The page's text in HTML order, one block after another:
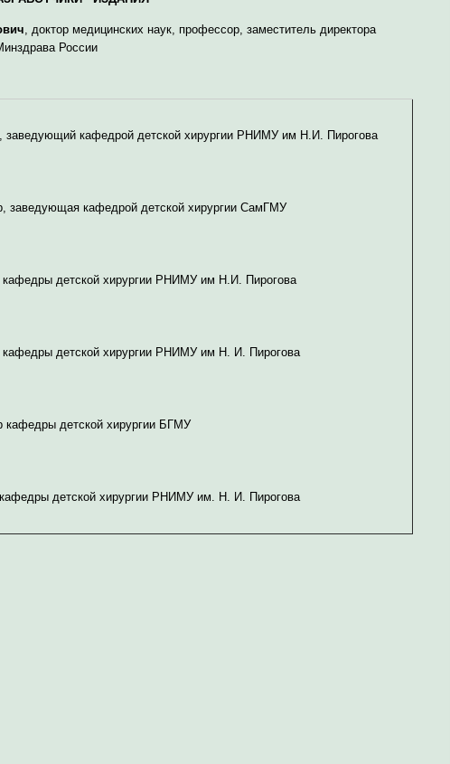
, доктор медицинских наук, профессор, заместитель директора
России
заведующий кафедрой детской хирургии РНИМУ им Н.И. Пирогова
заведующая кафедрой детской хирургии СамГМУ
детской хирургии РНИМУ им Н.И. Пирогова
детской хирургии РНИМУ им Н. И. Пирогова
детской хирургии БГМУ
детской хирургии РНИМУ им. Н. И. Пирогова